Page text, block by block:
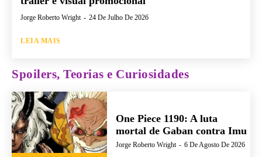
Jorge Roberto Wright - 24 De Julho De 2026
LEIA MAIS
Spoilers, Teorias e Curiosidades
One Piece 1190: A luta
mortal de Gaban contra Imu
Jorge Roberto Wright - 6 De Agosto De 2026